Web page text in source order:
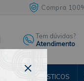
Compra
Tem dúvidas?
Atendimento
ELÁSTICOS